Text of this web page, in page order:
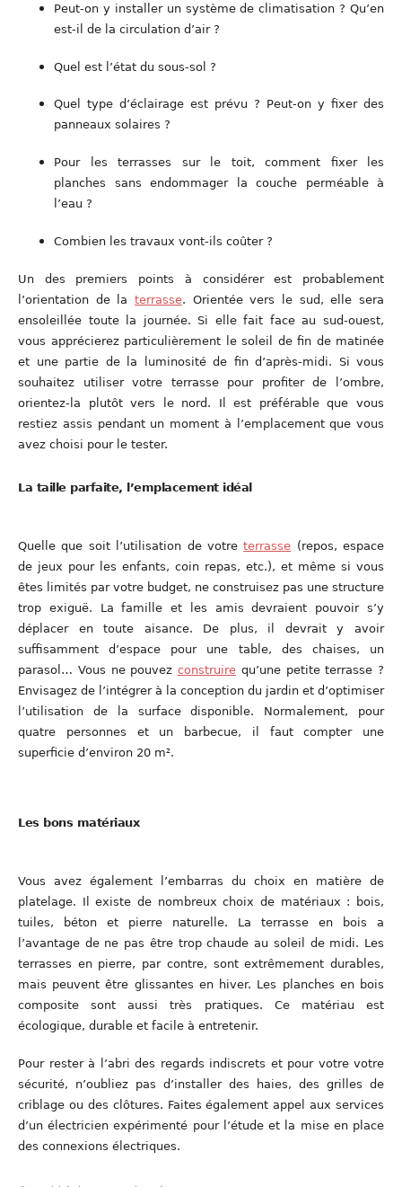
Peut-on y installer un système de climatisation ? Qu’en
est-il de la circulation d’air ?
Quel est l’état du sous-sol ?
Quel type d’éclairage est prévu ? Peut-on y fixer des
panneaux solaires ?
Pour les terrasses sur le toit, comment fixer les
planches sans endommager la couche perméable à
l’eau ?
Combien les travaux vont-ils coûter ?
Un des premiers points à considérer est probablement
l’orientation de la terrasse. Orientée vers le sud, elle sera
ensoleillée toute la journée. Si elle fait face au sud-ouest,
vous apprécierez particulièrement le soleil de fin de matinée
et une partie de la luminosité de fin d’après-midi. Si vous
souhaitez utiliser votre terrasse pour profiter de l’ombre,
orientez-la plutôt vers le nord. Il est préférable que vous
restiez assis pendant un moment à l’emplacement que vous
avez choisi pour le tester.
La taille parfaite, l’emplacement idéal
Quelle que soit l’utilisation de votreterrasse (repos, espace
de jeux pour les enfants, coin repas, etc.), et même si vous
êtes limités par votre budget, ne construisez pas une structure
trop exiguë. La famille et les amis devraient pouvoir s’y
déplacer en toute aisance. De plus, il devrait y avoir
suffisamment d’espace pour une table, des chaises, un
parasol… Vous ne pouvez construire qu’une petite terrasse ?
Envisagez de l’intégrer à la conception du jardin et d’optimiser
l’utilisation de la surface disponible. Normalement, pour
quatre personnes et un barbecue, il faut compter une
superficie d’environ 20 m².
Les bons matériaux
Vous avez également l’embarras du choix en matière de
platelage. Il existe de nombreux choix de matériaux : bois,
tuiles, béton et pierre naturelle. La terrasse en bois a
l’avantage de ne pas être trop chaude au soleil de midi. Les
terrasses en pierre, par contre, sont extrêmement durables,
mais peuvent être glissantes en hiver. Les planches en bois
composite sont aussi très pratiques. Ce matériau est
écologique, durable et facile à entretenir.
Pour rester à l’abri des regards indiscrets et pour votre votre
sécurité, n’oubliez pas d’installer des haies, des grilles de
criblage ou des clôtures. Faites également appel aux services
d’un électricien expérimenté pour l’étude et la mise en place
des connexions électriques.